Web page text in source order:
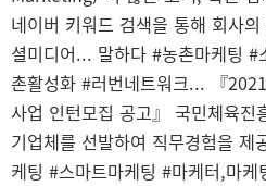
네이버 키워드 검색을 통해 회사
셜미디어... 말하다 #농촌마케팅 #
촌활성화 #러번네트워크... 『
사업 인턴모집 공고』 국민체육진
기업체를 선발하여 직무경험을
케팅 #스마트마케팅 #마케터,마